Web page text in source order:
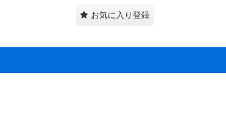
お気に入り登録